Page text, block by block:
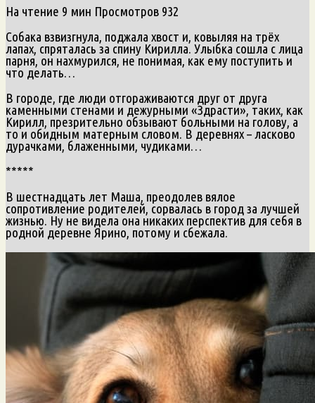
На чтение 9 мин Просмотров 932
Собака взвизгнула, поджала хвост и, ковыляя на трёх
лапах, спряталась за спину Кирилла. Улыбка сошла с лица
парня, он нахмурился, не понимая, как ему поступить и
что делать…
В городе, где люди отгораживаются друг от друга
каменными стенами и дежурными «Здрасти», таких, как
Кирилл, презрительно обзывают больными на голову, а
то и обидным матерным словом. В деревнях – ласково
дурачками, блаженными, чудиками…
*****
В шестнадцать лет Маша, преодолев вялое
сопротивление родителей, сорвалась в город за лучшей
жизнью. Ну не видела она никаких перспектив для себя в
родной деревне Ярино, потому и сбежала.